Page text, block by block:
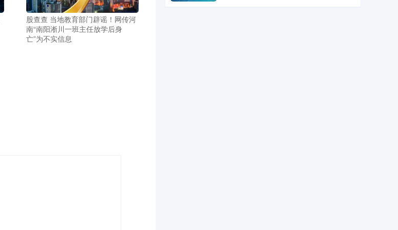
股查查 当地教育部门辟谣！网传河
南“南阳淅川一班主任放学后身
亡”为不实信息